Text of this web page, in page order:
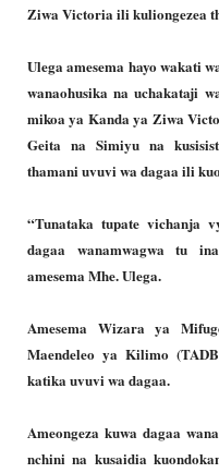
Ziwa Victoria ili kuliongezea
Ulega amesema hayo wakati
wanaohusika na uchakataji
mikoa ya Kanda ya Ziwa
Geita na Simiyu na
thamani uvuvi wa dagaa ili
“Tunataka tupate vichanja
dagaa wanamwagwa tu
amesema Mhe. Ulega.
Amesema Wizara ya
Maendeleo ya Kilimo
katika uvuvi wa dagaa.
Ameongeza kuwa dagaa
nchini na kusaidia